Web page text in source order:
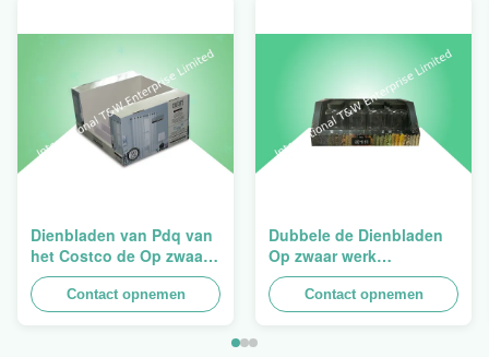
Dienbladen van Pdq van
het Costco de Op zwaar
werk berekende
Stapelbare Ontwerp aan
het Verkopen van
Contact opnemen
Dubbele de Dienbladen
Op zwaar werk
berekende
Opeenstapeling van het
Muurkarton PDQ voor het
Contact opnemen